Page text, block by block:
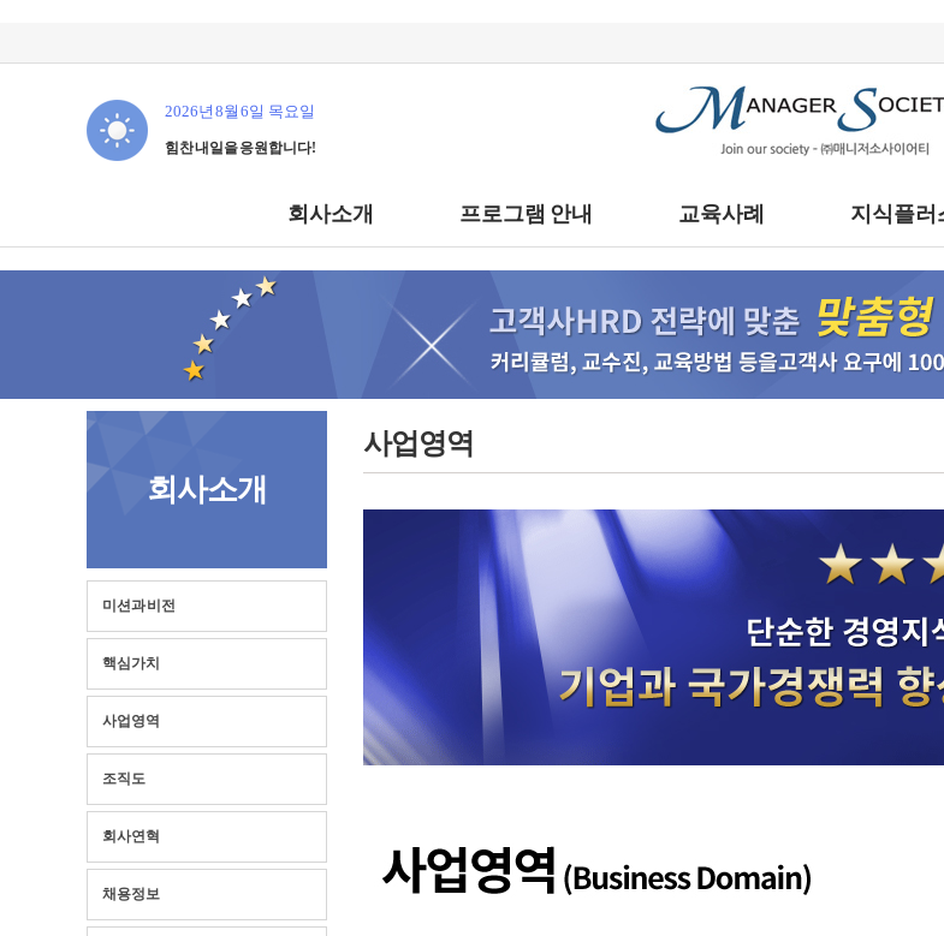
2026년 8월 6일 목요일
힘찬 내일을 응원합니다!
회사소개 프로그램 안내 교육사례 지식플러
회사소개
미션과 비전
핵심가치
사업영역
조직도
회사연혁
채용정보
사업영역